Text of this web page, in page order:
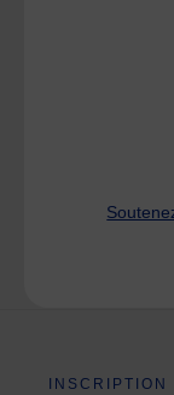
INSCRIPTION